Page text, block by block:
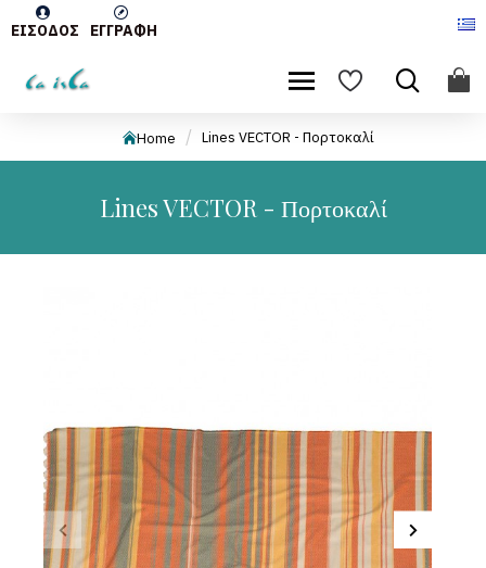
ΕΊΣΟΔΟΣ ΕΓΓΡΑΦΉ
Home Lines VECTOR - Πορτοκαλί
Lines VECTOR - Πορτοκαλί